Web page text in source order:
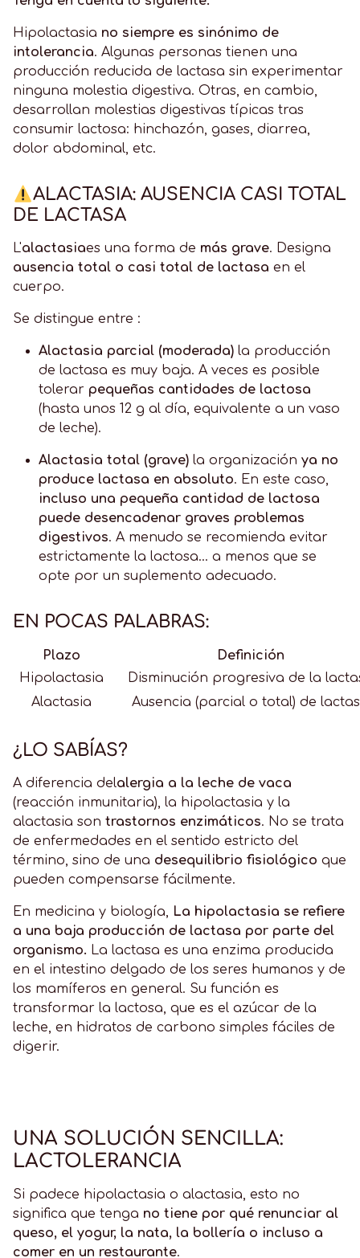
Hipolactasia no siempre es sinónimo de
intolerancia. Algunas personas tienen una
producción reducida de lactasa sin experimentar
ninguna molestia digestiva. Otras, en cambio,
desarrollan molestias digestivas típicas tras
consumir lactosa: hinchazón, gases, diarrea,
dolor abdominal, etc.
ALACTASIA: AUSENCIA CASI TOTAL
DE LACTASA
L'alactasiaes una forma de más grave. Designa
ausencia total o casi total de lactasa en el
cuerpo.
Se distingue entre :
Alactasia parcial (moderada) la producción
de lactasa es muy baja. A veces es posible
tolerar pequeñas cantidades de lactosa
(hasta unos 12 g al día, equivalente a un vaso
de leche).
Alactasia total (grave) la organización ya no
produce lactasa en absoluto. En este caso,
incluso una pequeña cantidad de lactosa
puede desencadenar graves problemas
digestivos. A menudo se recomienda evitar
estrictamente la lactosa... a menos que se
opte por un suplemento adecuado.
EN POCAS PALABRAS:
Plazo
Definición
Hipolactasia
Disminución progresiva de la
Alactasia
Ausencia (parcial o total) de
¿LO SABÍAS?
A diferencia delalergia a la leche de vaca
(reacción inmunitaria), la hipolactasia y la
alactasia son trastornos enzimáticos. No se trata
de enfermedades en el sentido estricto del
término, sino de una desequilibrio fisiológico que
pueden compensarse fácilmente.
En medicina y biología, La hipolactasia se refiere
a una baja producción de lactasa por parte del
organismo. La lactasa es una enzima producida
en el intestino delgado de los seres humanos y de
los mamíferos en general. Su función es
transformar la lactosa, que es el azúcar de la
leche, en hidratos de carbono simples fáciles de
digerir.
UNA SOLUCIÓN SENCILLA:
LACTOLERANCIA
Si padece hipolactasia o alactasia, esto no
significa que tenga no tiene por qué renunciar al
queso, el yogur, la nata, la bollería o incluso a
comer en un restaurante.